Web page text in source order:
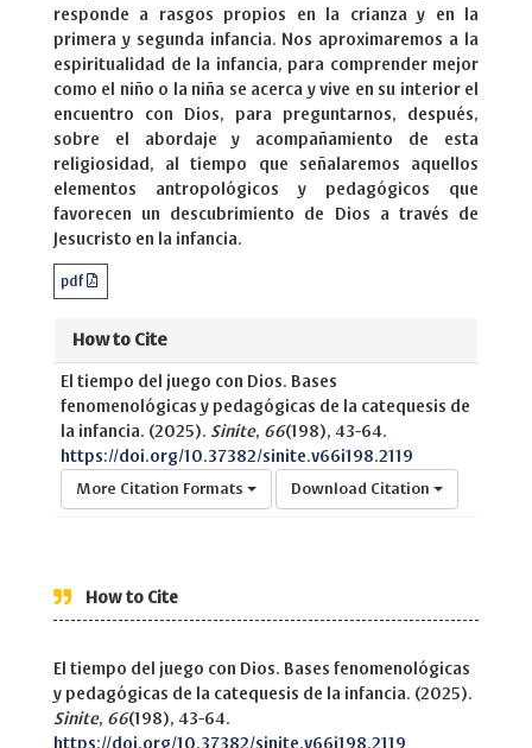
responde a rasgos propios en la crianza y en la
primera y segunda infancia. Nos aproximaremos a la
espiritualidad de la infancia, para comprender mejor
como el niño o la niña se acerca y vive en su interior el
encuentro con Dios, para preguntarnos, después,
sobre el abordaje y acompañamiento de esta
religiosidad, al tiempo que señalaremos aquellos
elementos antropológicos y pedagógicos que
favorecen un descubrimiento de Dios a través de
Jesucristo en la infancia.
pdf
How to Cite
El tiempo del juego con Dios. Bases
fenomenológicas y pedagógicas de la catequesis de
la infancia. (2025). Sinite, 66(198), 43-64.
https://doi.org/10.37382/sinite.v66i198.2119
More Citation Formats Download Citation
How to Cite
El tiempo del juego con Dios. Bases fenomenológicas
y pedagógicas de la catequesis de la infancia. (2025).
Sinite, 66(198), 43-64.
https://doi.org/10.37382/sinite.v66i198.2119